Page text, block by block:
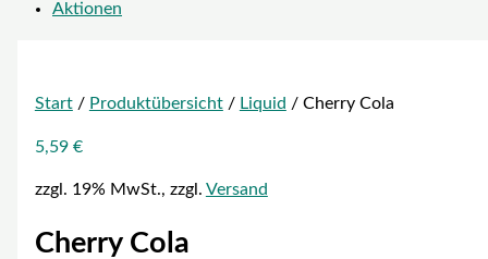
Aktionen
Start/ Produktübersicht/ Liquid / Cherry Cola
5,59 €
zzgl. 19% MwSt., zzgl. Versand
Cherry Cola